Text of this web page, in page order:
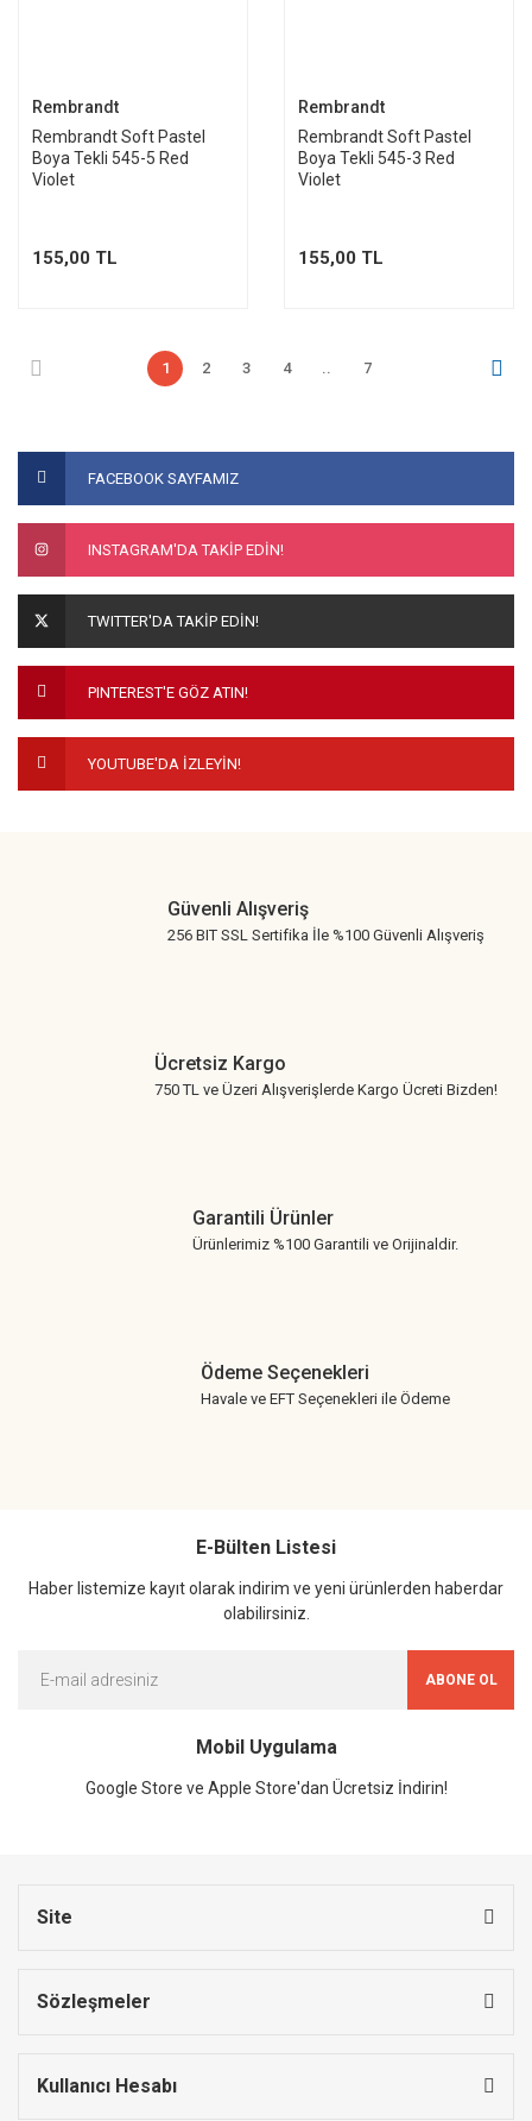
Rembrandt
Rembrandt Soft Pastel
Boya Tekli 545-5 Red
Violet
155,00 TL
Rembrandt
Rembrandt Soft Pastel
Boya Tekli 545-3 Red
Violet
155,00 TL
1 2 3 4 .. 7
FACEBOOK SAYFAMIZ
INSTAGRAM'DA TAKİP EDİN!
TWITTER'DA TAKİP EDİN!
PINTEREST'E GÖZ ATIN!
YOUTUBE'DA İZLEYİN!
Güvenli Alışveriş
256 BIT SSL Sertifika İle %100 Güvenli Alışveriş
Ücretsiz Kargo
750 TL ve Üzeri Alışverişlerde Kargo Ücreti Bizden!
Garantili Ürünler
Ürünlerimiz %100 Garantili ve Orijinaldir.
Ödeme Seçenekleri
Havale ve EFT Seçenekleri ile Ödeme
E-Bülten Listesi
Haber listemize kayıt olarak indirim ve yeni ürünlerden haberdar
olabilirsiniz.
ABONE OL
Mobil Uygulama
Google Store ve Apple Store'dan Ücretsiz İndirin!
Site
Sözleşmeler
Kullanıcı Hesabı